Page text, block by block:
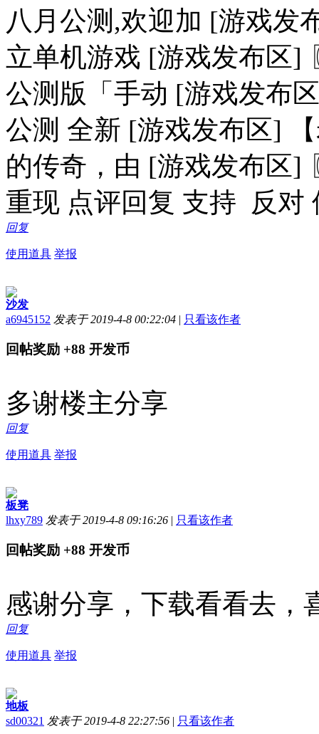
八月公测,欢迎加 [游戏发
立单机游戏 [游戏发布区]
公测版「手动 [游戏发布
公测 全新 [游戏发布区]
的传奇，由 [游戏发布区]
重现 点评回复 支持 反对
回复
使用道具 举报
沙发
a6945152 发表于 2019-4-8 00:22:04 | 只看该作者
回帖奖励 +88 开发币
多谢楼主分享
回复
使用道具 举报
板凳
lhxy789 发表于 2019-4-8 09:16:26 | 只看该作者
回帖奖励 +88 开发币
感谢分享，下载看看去，
回复
使用道具 举报
地板
sd00321 发表于 2019-4-8 22:27:56 | 只看该作者